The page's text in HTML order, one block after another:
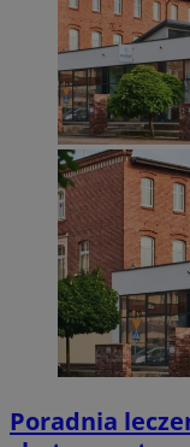
Poradnia
takich jak
można
Nazwa
SessID
QeSessID
MvSessID